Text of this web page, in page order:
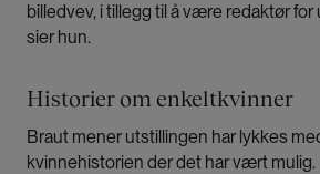
billedvev, i tillegg til å være redaktør
sier hun.
Historier om enkeltkvinner
Braut mener utstillingen har lykkes
kvinnehistorien der det har vært mulig.